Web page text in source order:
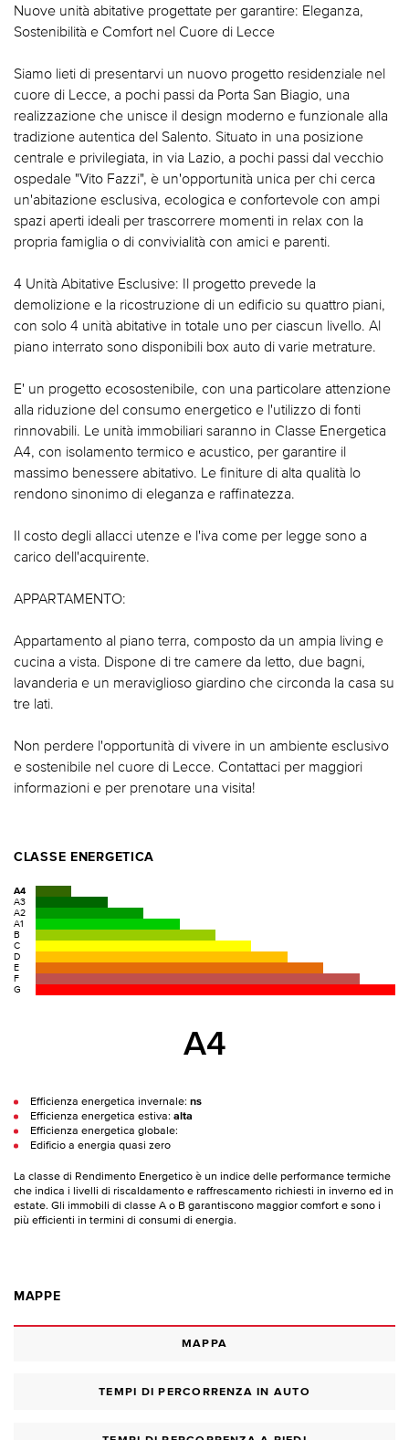
Nuove unità abitative progettate per garantire: Eleganza,
Sostenibilità e Comfort nel Cuore di Lecce
Siamo lieti di presentarvi un nuovo progetto residenziale nel
cuore di Lecce, a pochi passi da Porta San Biagio, una
realizzazione che unisce il design moderno e funzionale alla
tradizione autentica del Salento. Situato in una posizione
centrale e privilegiata, in via Lazio, a pochi passi dal vecchio
ospedale "Vito Fazzi", è un'opportunità unica per chi cerca
un'abitazione esclusiva, ecologica e confortevole con ampi
spazi aperti ideali per trascorrere momenti in relax con la
propria famiglia o di convivialità con amici e parenti.
4 Unità Abitative Esclusive: Il progetto prevede la
demolizione e la ricostruzione di un edificio su quattro piani,
con solo 4 unità abitative in totale uno per ciascun livello. Al
piano interrato sono disponibili box auto di varie metrature.
E' un progetto ecosostenibile, con una particolare attenzione
alla riduzione del consumo energetico e l'utilizzo di fonti
rinnovabili. Le unità immobiliari saranno in Classe Energetica
A4, con isolamento termico e acustico, per garantire il
massimo benessere abitativo. Le finiture di alta qualità lo
rendono sinonimo di eleganza e raffinatezza.
Il costo degli allacci utenze e l'iva come per legge sono a
carico dell'acquirente.
APPARTAMENTO:
Appartamento al piano terra, composto da un ampia living e
cucina a vista. Dispone di tre camere da letto, due bagni,
lavanderia e un meraviglioso giardino che circonda la casa su
tre lati.
Non perdere l'opportunità di vivere in un ambiente esclusivo
e sostenibile nel cuore di Lecce. Contattaci per maggiori
informazioni e per prenotare una visita!
CLASSE ENERGETICA
A4
A3
A2
A1
B
C
D
E
F
G
A4
Efficienza energetica invernale: ns
Efficienza energetica estiva: alta
Efficienza energetica globale:
Edificio a energia quasi zero
La classe di Rendimento Energetico è un indice delle performance termiche
che indica i livelli di riscaldamento e raffrescamento richiesti in inverno ed in
estate. Gli immobili di classe A o B garantiscono maggior comfort e sono i
più efficienti in termini di consumi di energia.
MAPPE
MAPPA
TEMPI DI PERCORRENZA IN AUTO